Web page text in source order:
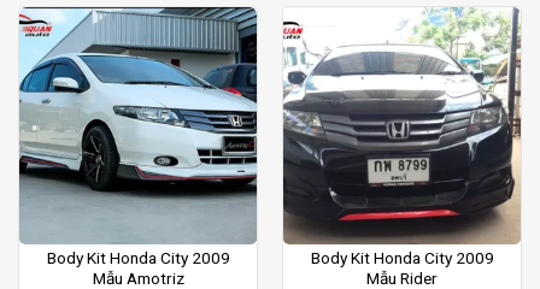
Body Kit Honda City 2009
Mẫu Amotriz
Body Kit Honda City 2009
Mẫu Rider